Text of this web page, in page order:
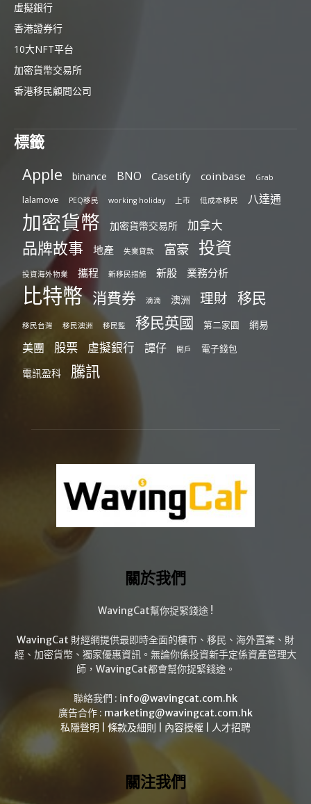
虛擬銀行
香港證券行
10大NFT平台
加密貨幣交易所
香港移民顧問公司
標籤
Apple binance BNO Casetify coinbase Grab
lalamove PEQ移民 working holiday 上市 低成本移民 八達通
加密貨幣 加密貨幣交易所 加拿大
品牌故事 地產 失業貸款 富豪 投資
投資海外物業 攜程 新移民措施 新股 業務分析
比特幣 消費券 滴滴 澳洲 理財 移民
移民台灣 移民澳洲 移民監 移民英國 第二家園 網易
美團 股票 虛擬銀行 譚仔 開戶 電子錢包
電訊盈科 騰訊
關於我們
WavingCat幫你捉緊錢途 !
WavingCat 財經網提供最即時全面的樓市、移民、海外置業、財
經、加密貨幣、獨家優惠資訊。無論你係投資新手定係資產管理大
師，WavingCat都會幫你捉緊錢途。
聯絡我們 : info@wavingcat.com.hk
廣告合作 : marketing@wavingcat.com.hk
私隱聲明
條款及細則 內容授權 人才招聘
關注我們